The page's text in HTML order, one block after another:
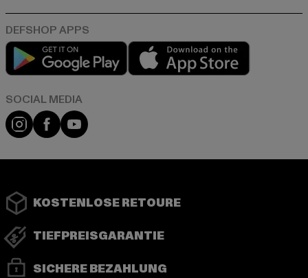
Play market
Instagram
FacebookYouTube
KOSTENLOSE RETOURE
TIEFPREISGARANTIE
SICHERE BEZAHLUNG